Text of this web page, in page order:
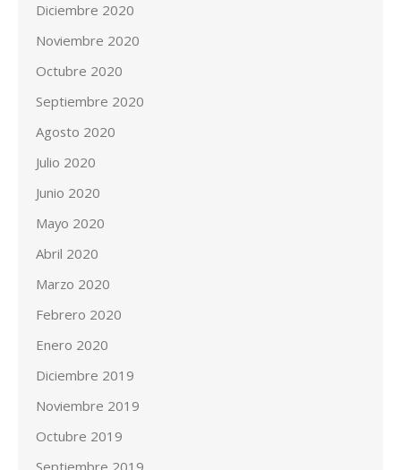
Diciembre 2020
Noviembre 2020
Octubre 2020
Septiembre 2020
Agosto 2020
Julio 2020
Junio 2020
Mayo 2020
Abril 2020
Marzo 2020
Febrero 2020
Enero 2020
Diciembre 2019
Noviembre 2019
Octubre 2019